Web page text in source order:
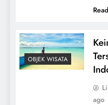
OBJEK WISATA
ago